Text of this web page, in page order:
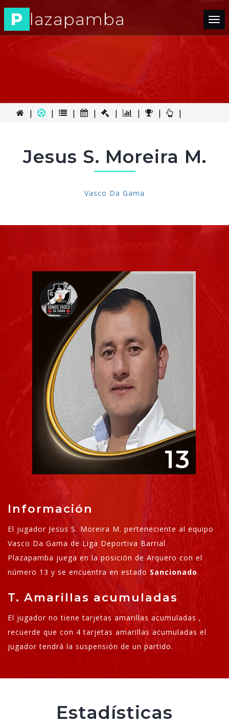
P lazapamba
| | | | | | | |
Jesus S. Moreira M.
Vasco Da Gama
13
Información
El jugador Jesus S. Moreira M. perteneciente al equipo
Vasco Da Gama de Liga Deportiva Barrial
Plazapamba juega en la posición de Arquero con el
número 13 y se encuentra en estadoSancionado.
T. Amarillas acumuladas
El jugador no tiene tarjetas amarillas acumuladas ,
recuerde que con 4 tarjetas amarillas acumuladas el
jugador tendrá la suspensión de un partido.
Estadísticas